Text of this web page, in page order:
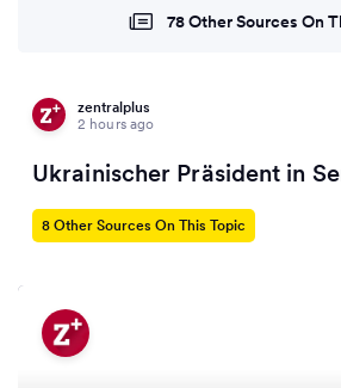
78 Other Sources On
zentralplus
2 hours ago
Ukrainischer Präsident in
8 Other Sources On This Topic